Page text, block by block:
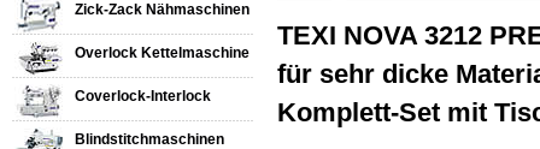
TEXI NOVA 3212
für sehr dicke
Komplett-Set mit
Zick-Zack Nähmaschinen
Overlock Kettelmaschine
Coverlock-Interlock
Blindstitchmaschinen